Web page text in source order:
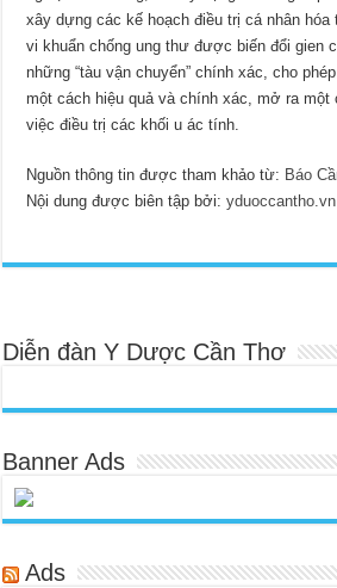
xây dựng các kế hoạch điều trị cá nhân
vi khuẩn chống ung thư được biến đổi gien
những “tàu vận chuyển” chính xác, cho
một cách hiệu quả và chính xác, mở ra
việc điều trị các khối u ác tính.
Nguồn thông tin được tham khảo từ: Báo
Nội dung được biên tập bởi:yduoccantho.vn
Diễn đàn Y Dược Cần Thơ
Banner Ads
Ads